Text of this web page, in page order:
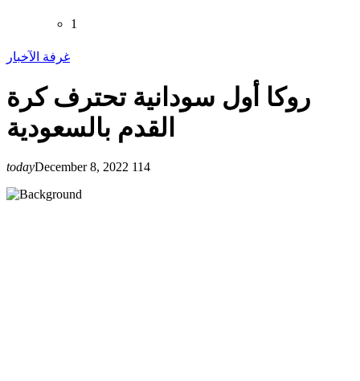
1
غرفة الآخبار
روكا أول سودانية تحترف كرة
القدم بالسعودية
todayDecember 8, 2022 114